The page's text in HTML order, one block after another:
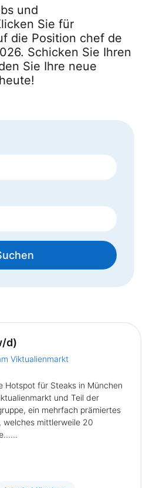
und
Sie für
die Position chef de
Schicken Sie Ihren
Sie Ihre neue
d)
Viktualienmarkt
Hotspot für Steaks in München
und Teil der
ein mehrfach prämiertes
welches mittlerweile 20